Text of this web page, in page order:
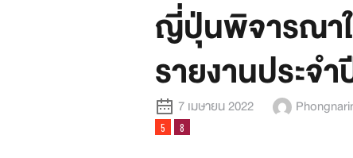
ญี่ปุ่นพิจารณาใ
รายงานประจ
7 เมษายน 2022